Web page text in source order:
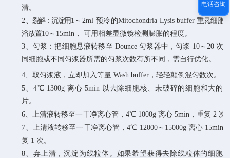
清。
2、裂解：沉淀用1～2ml 预冷的Mitochondria Lysisbuffer 重悬细胞
浴放置10～15min，可用相差显微镜检测膨胀的程度。
3、匀浆：把细胞悬液转移至 Dounce 匀浆器中，匀浆 10～20 次
同细胞或不同匀浆器所需的匀浆次数有所不同，需自行优化。
4、取匀浆液，立即加入等量 Wash buffer，轻轻颠倒混匀数次。
5、4℃ 1300g 离心 5min 以去除细胞核、未破碎的细胞和大的
片。
6、上清液转移至一干净离心管，4℃ 1000g 离心 5min，重复 2 次
7、上清液转移至一干净离心管，4℃ 12000～15000g 离心 15min
复 1 次。
8、弃上清，沉淀为线粒体。如果希望获得去除线粒体的细胞
电话咨询